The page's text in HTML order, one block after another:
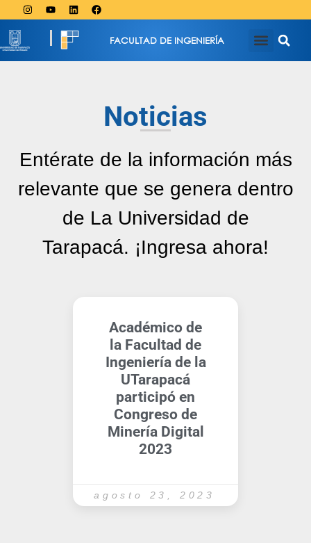
FACULTAD DE INGENIERÍA
Noticias
Entérate de la información más
relevante que se genera dentro
de La Universidad de
Tarapacá. ¡Ingresa ahora!
Académico de
la Facultad de
Ingeniería de la
UTarapacá
participó en
Congreso de
Minería Digital
2023
agosto 23, 2023